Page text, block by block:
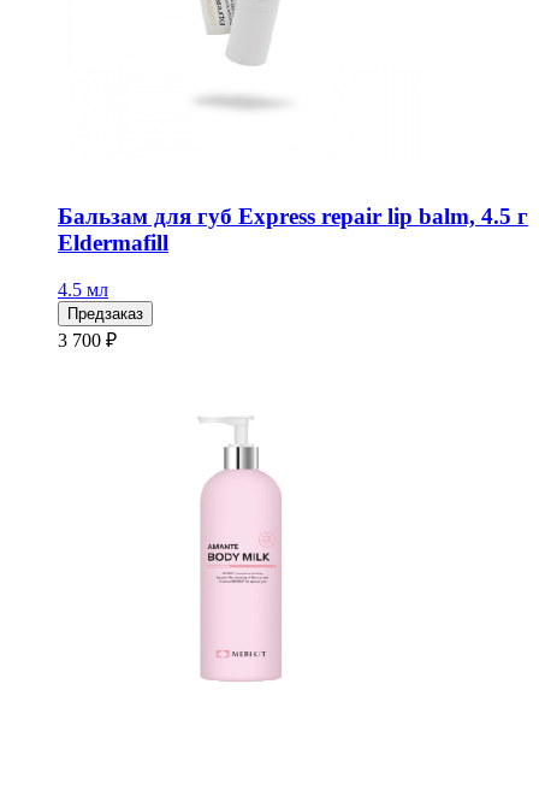
Бальзам для губ Express repair lip balm, 4.5 г
Eldermafill
4.5 мл
Предзаказ
3 700 ₽